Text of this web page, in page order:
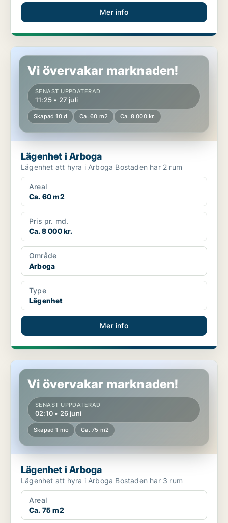
Mer info
Lägenhet i Arboga
Vi övervakar marknaden!
SENAST UPPDATERAD
11:25 • 27 juli
Skapad 10 d Ca. 60 m2 Ca. 8 000 kr.
Lägenhet i Arboga
Lägenhet att hyra i Arboga Bostaden har 2 rum
Areal
Ca. 60 m2
Pris pr. md.
Ca. 8 000 kr.
Område
Arboga
Type
Lägenhet
Mer info
Lägenhet i Arboga
Vi övervakar marknaden!
SENAST UPPDATERAD
02:10 • 26 juni
Skapad 1 mo Ca. 75 m2
Lägenhet i Arboga
Lägenhet att hyra i Arboga Bostaden har 3 rum
Areal
Ca. 75 m2